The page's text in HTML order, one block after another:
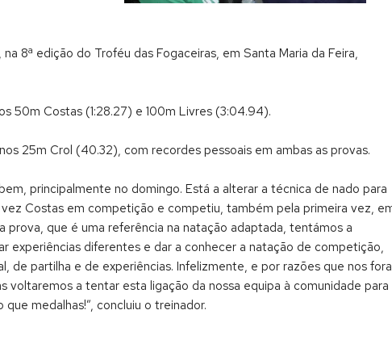
8ª edição do Troféu das Fogaceiras, em Santa Maria da Feira,
50m Costas (1:28.27) e 100m Livres (3:04.94).
25m Crol (40.32), com recordes pessoais em ambas as provas.
principalmente no domingo. Está a alterar a técnica de nado para
Costas em competição e competiu, também pela primeira vez,
que é uma referência na natação adaptada, tentámos a
experiências diferentes e dar a conhecer a natação de competição,
partilha e de experiências. Infelizmente, e por razões que nos
voltaremos a tentar esta ligação da nossa equipa à comunidade para
medalhas!”, concluiu o treinador.